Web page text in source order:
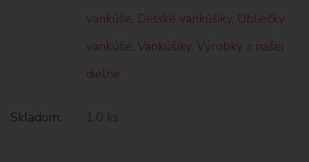
vankúše, Detské vankúšiky, Obliečky
vankúše, Vankúšiky, Výrobky z našej
dielne
Skladom: 1.0 ks